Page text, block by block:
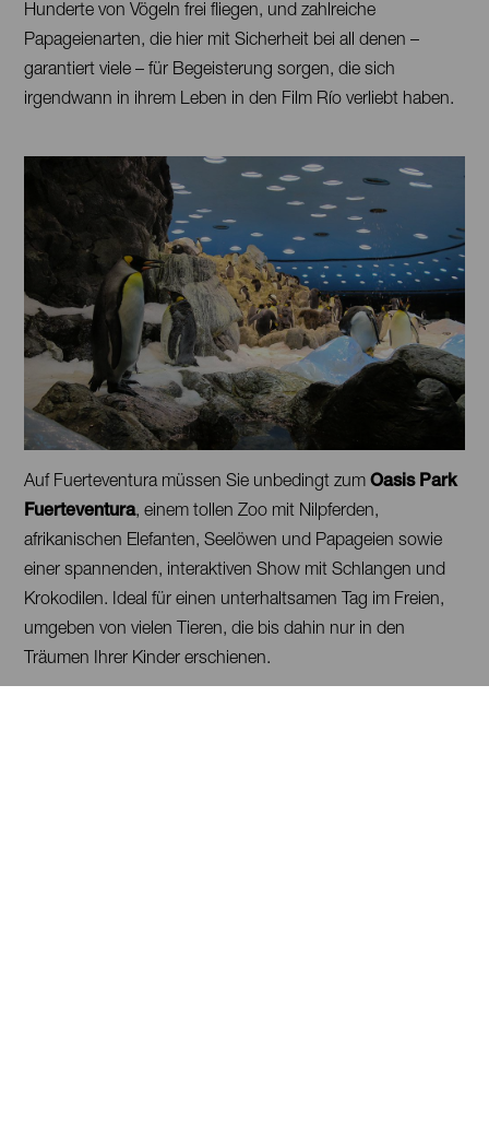
Hunderte von Vögeln frei fliegen, und zahlreiche
Papageienarten, die hier mit Sicherheit bei all denen –
garantiert viele – für Begeisterung sorgen, die sich
irgendwann in ihrem Leben in den Film Río verliebt haben.
Imágenes
Tenerife,
Parque
Contenido
Auf Fuerteventura müssen Sie unbedingt zumOasis Park
Fuerteventura, einem tollen Zoo mit Nilpferden,
afrikanischen Elefanten, Seelöwen und Papageien sowie
einer spannenden, interaktiven Show mit Schlangen und
Krokodilen. Ideal für einen unterhaltsamen Tag im Freien,
umgeben von vielen Tieren, die bis dahin nur in den
Träumen Ihrer Kinder erschienen.